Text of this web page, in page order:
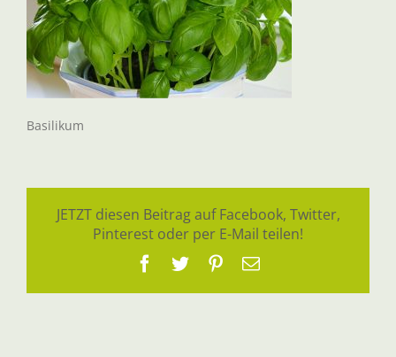
Basilikum
JETZT diesen Beitrag auf Facebook, Twitter,
Pinterest oder per E-Mail teilen!
Facebook
TwitterPinterest
E-